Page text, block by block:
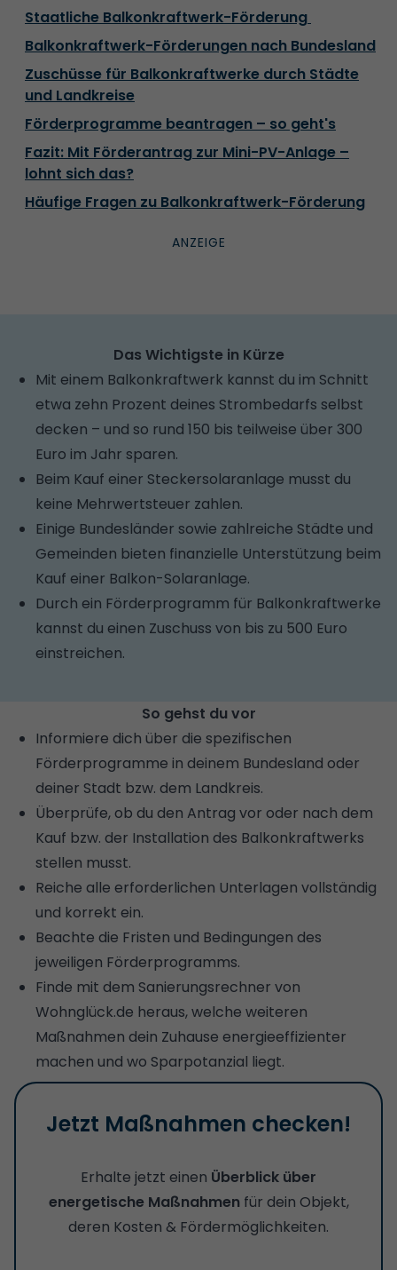
Staatliche Balkonkraftwerk-Förderung
Balkonkraftwerk-Förderungen nach Bundesland
Zuschüsse für Balkonkraftwerke durch Städte
und Landkreise
Förderprogramme beantragen – so geht's
Fazit: Mit Förderantrag zur Mini-PV-Anlage –
lohnt sich das?
Häufige Fragen zu Balkonkraftwerk-Förderung
Das Wichtigste in Kürze
Mit einem Balkonkraftwerk kannst du im Schnitt
etwa zehn Prozent deines Strombedarfs selbst
decken – und so rund 150 bis teilweise über 300
Euro im Jahr sparen.
Beim Kauf einer Steckersolaranlage musst du
keine Mehrwertsteuer zahlen.
Einige Bundesländer sowie zahlreiche Städte und
Gemeinden bieten finanzielle Unterstützung beim
Kauf einer Balkon-Solaranlage.
Durch ein Förderprogramm für Balkonkraftwerke
kannst du einen Zuschuss von bis zu 500 Euro
einstreichen.
So gehst du vor
Informiere dich über die spezifischen
Förderprogramme in deinem Bundesland oder
deiner Stadt bzw. dem Landkreis.
Überprüfe, ob du den Antrag vor oder nach dem
Kauf bzw. der Installation des Balkonkraftwerks
stellen musst.
Reiche alle erforderlichen Unterlagen vollständig
und korrekt ein.
Beachte die Fristen und Bedingungen des
jeweiligen Förderprogramms.
Finde mit dem Sanierungsrechner von
Wohnglück.de heraus, welche weiteren
Maßnahmen dein Zuhause energieeffizienter
machen und wo Sparpotanzial liegt.
Jetzt Maßnahmen checken!
Erhalte jetzt einen Überblick über
energetische Maßnahmen für dein Objekt,
deren Kosten & Fördermöglichkeiten.